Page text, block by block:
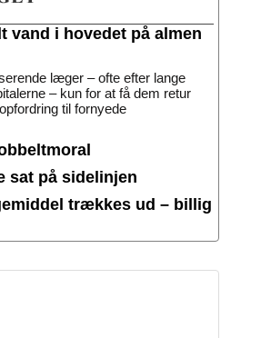
vand i hovedet på almen
læger – ofte efter lange
– kun for at få dem retur
til fornyede
sat på sidelinjen
trækkes ud – billig